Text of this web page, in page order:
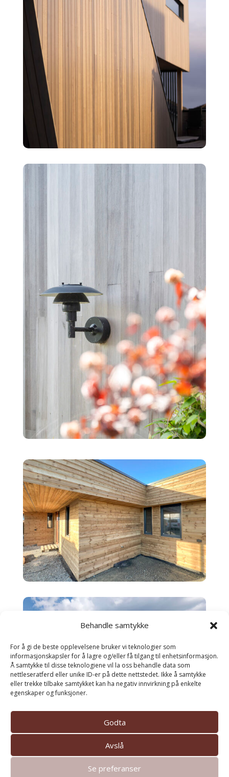
Behandle samtykke
For å gi de beste opplevelsene bruker vi teknologier som
informasjonskapsler for å lagre og/eller få tilgang til enhetsinformasjon.
Å samtykke til disse teknologiene vil la oss behandle data som
nettleseratferd eller unike ID-er på dette nettstedet. Ikke å samtykke
eller trekke tilbake samtykket kan ha negativ innvirkning på enkelte
egenskaper og funksjoner.
Godta
Avslå
Se preferanser